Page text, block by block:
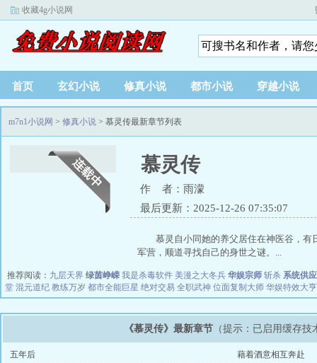
收藏4g小说网
首页 玄幻小说 修真小说 都市小说 穿越小说
m7n1小说网 > 修真小说 > 慕灵传最新章节列表
慕灵传
作 者：雨濛
最后更新：2025-12-26 07:35:07
慕灵自小同她的养父居住在神医谷，
军营，顺道寻找自己的身世之谜。...
推荐阅读： 九层天界 绿茵峥嵘 我是杀毒软件 美漫之大冬兵 华娱宗师 斩杀 系统供
堂 混元道纪 教练万岁 都市全能巨星 绝对交易 全职武神 位面复制大师 华娱特效大亨
《慕灵传》最新章节 （提示：已启用缓存
五年后 藉着酒意相互奔赴